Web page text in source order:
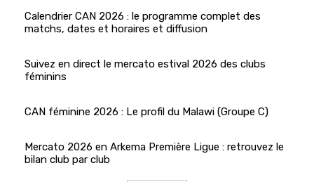
Calendrier CAN 2026 : le programme complet des
matchs, dates et horaires et diffusion
Suivez en direct le mercato estival 2026 des clubs
féminins
CAN féminine 2026 : Le profil du Malawi (Groupe C)
Mercato 2026 en Arkema Première Ligue : retrouvez le
bilan club par club